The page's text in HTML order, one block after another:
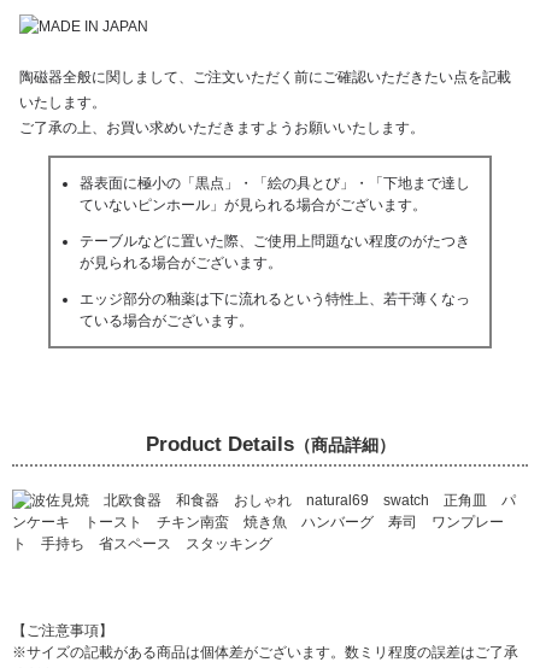
陶磁器全般に関しまして、ご注文いただく前にご確認いただきたい点を記載
いたします。
ご了承の上、お買い求めいただきますようお願いいたします。
器表面に極小の「黒点」・「絵の具とび」・「下地まで達し
ていないピンホール」が見られる場合がございます。
テーブルなどに置いた際、ご使用上問題ない程度のがたつき
が見られる場合がございます。
エッジ部分の釉薬は下に流れるという特性上、若干薄くなっ
ている場合がございます。
Product Details（商品詳細）
【ご注意事項】
※サイズの記載がある商品は個体差がございます。数ミリ程度の誤差はご了承